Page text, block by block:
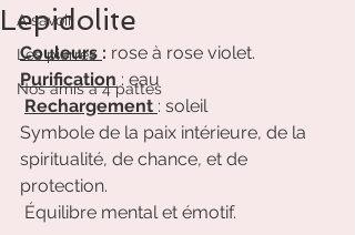
A savoir
Les pierres
Nos amis à 4 pattes
Lepidolite
Couleurs : rose à rose violet.
Purification : eau
Rechargement : soleil
Symbole de la paix intérieure, de la
spiritualité, de chance, et de
protection.
Équilibre mental et émotif.